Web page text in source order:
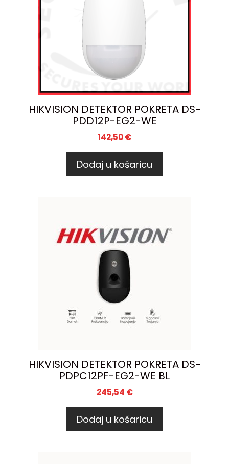
HIKVISION DETEKTOR POKRETA DS-
PDD12P-EG2-WE
142,50€
Dodaj u košaricu
HIKVISION DETEKTOR POKRETA DS-
PDPC12PF-EG2-WE BL
245,54 €
Dodaj u košaricu